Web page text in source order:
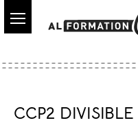
contenu
CCP2 DIVISIBLE